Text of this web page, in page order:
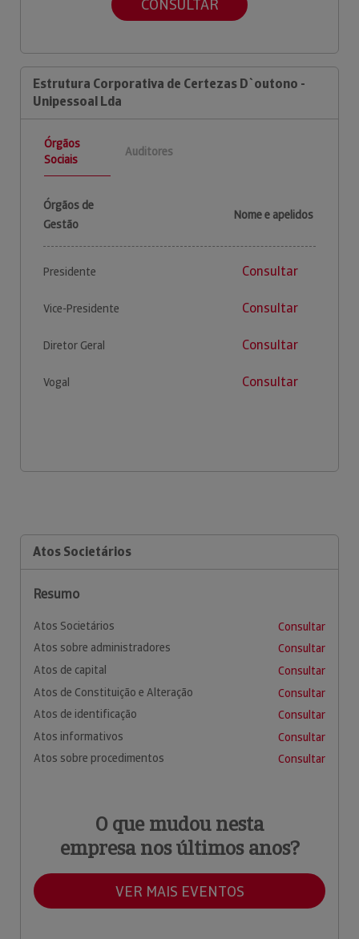
CONSULTAR
Estrutura Corporativa de Certezas D`outono -
Unipessoal Lda
Órgãos
Sociais
Auditores
Órgãos de
Gestão
Nome e apelidos
Presidente Consultar
Vice-Presidente Consultar
Diretor Geral Consultar
Vogal Consultar
Atos Societários
Resumo
Atos Societários
Consultar
Atos sobre administradores
Consultar
Atos de capital
Consultar
Atos de Constituição e Alteração
Consultar
Atos de identificação
Consultar
Atos informativos
Consultar
Atos sobre procedimentos
Consultar
O que mudou nesta
empresa nos últimos anos?
VER MAIS EVENTOS